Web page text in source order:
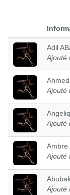
Adil
Ajouté
Ajouté
Ajouté
Ambre
Ajouté
Ajouté